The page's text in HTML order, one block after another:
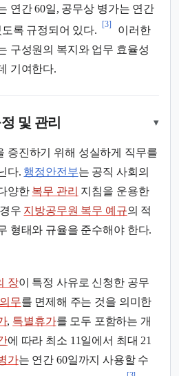
연간 60일, 공무상 병가는 연간
록 규정되어 있다.
[3]
이러한
구성원의 복지와 업무 효율성
기여한다.
및 관리 ▾
증진하기 위해 성실하게 직무를
다. 행정안전부는 공직 사회의
양한 복무 관리 지침을 운용한
우 지방공무원 복무 예규의 적
형태와 규율을 준수해야 한다.
장이 특정 사유로 신청한 공무
무를 면제해 주는 것을 의미한
, 특별휴가를 모두 포함하는 개
에 따라 최소 11일에서 최대 21
가는 연간 60일까지 사용할 수